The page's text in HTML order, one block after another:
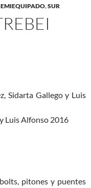
,SUR
Sidarta Gallego y Luis
Luis Alfonso 2016
pitones y puentes